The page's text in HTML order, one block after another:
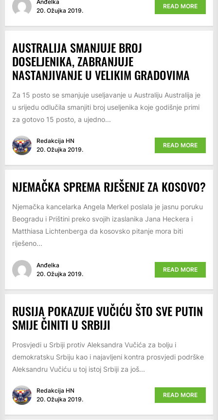
Anđelka
20. Ožujka 2019.
READ MORE
AUSTRALIJA SMANJUJE BROJ
DOSELJENIKA, ZABRANJUJE
NASTANJIVANJE U VELIKIM GRADOVIMA
Za 15 posto se smanjuje useljavanje u Australiju Australija je
u srijedu odlučila smanjiti broj useljenika koje godišnje primi
za gotovo 15 posto, a ujedno...
Redakcija HN
20. Ožujka 2019.
READ MORE
NJEMAČKA SPREMA RJEŠENJE ZA KOSOVO?
Njemačka kancelarka Angela Merkel poslala je jasnu poruku
Beogradu i Prištini preko svojih izaslanika Jana Heckera i
Matthiasa Lichtenberga da kosovsko pitanje mora biti
riješeno...
Anđelka
20. Ožujka 2019.
READ MORE
RUSIJA POKAZUJE VUČIĆU ŠTO SVE PUTIN
SMIJE ČINITI U SRBIJI
Prosvjedi u Srbiji protiv Aleksandra Vučića za bolju i
demokratsku Srbiju kao i najavljeni kontra prosvjedi podrške
Aleksandru Vučiću u toj istoj Srbiji za još...
Redakcija HN
20. Ožujka 2019.
READ MORE